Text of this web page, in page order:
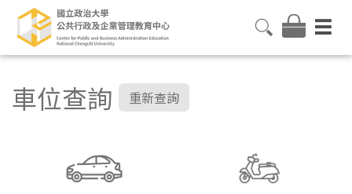
車位查詢 重新查詢